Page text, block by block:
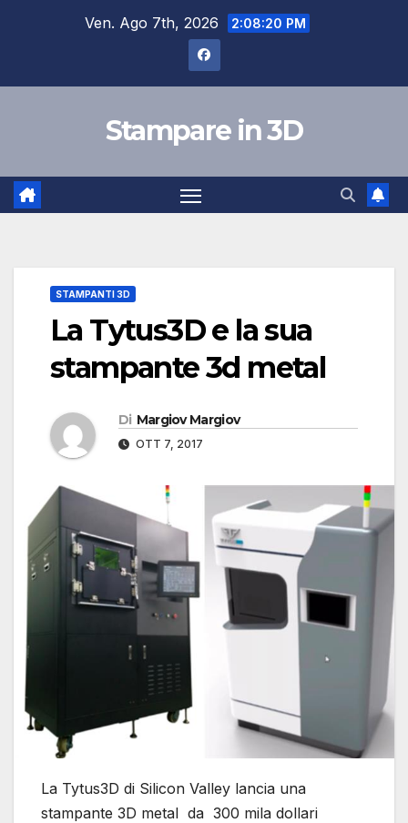
Ven. Ago 7th, 2026 2:08:21 PM
Stampare in 3D
STAMPANTI 3D
La Tytus3D e la sua
stampante 3d metal
Di Margiov Margiov
OTT 7, 2017
La Tytus3D di Silicon Valley lancia una
stampante 3D metal da 300 mila dollari